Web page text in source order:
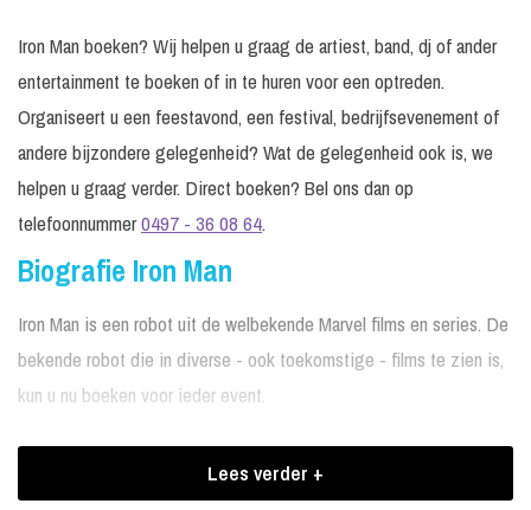
Iron Man boeken? Wij helpen u graag de artiest, band, dj of ander
entertainment te boeken of in te huren voor een optreden.
Organiseert u een feestavond, een festival, bedrijfsevenement of
andere bijzondere gelegenheid? Wat de gelegenheid ook is, we
helpen u graag verder. Direct boeken? Bel ons dan op
telefoonnummer0497 - 36 08 64.
Biografie Iron Man
Iron Man is een robot uit de welbekende Marvel films en series. De
bekende robot die in diverse - ook toekomstige - films te zien is,
kun u nu boeken voor ieder event.
Boekingen Iron Man
Iron Man is uniek en u heeft de mogelijkheid om deze robot te
Lees verder +